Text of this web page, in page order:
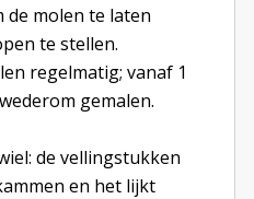
de molen te laten
te stellen.
regelmatig; vanaf 1
gemalen.
de vellingstukken
en het lijkt